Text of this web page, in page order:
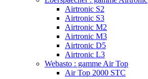
Airtronic S2
Airtronic S3
Airtronic M2
Airtronic M3
Airtronic D5
Airtronic L3
Webasto : gamme Air Top
Air Top 2000 STC